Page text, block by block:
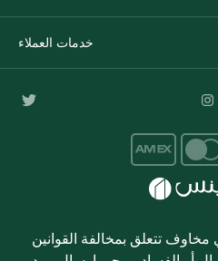
خدمات العملاء
تتعلق بمخالفة القوانين